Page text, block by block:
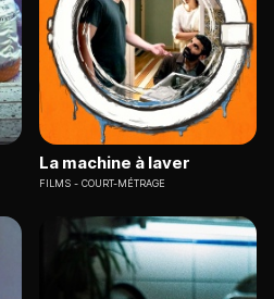
La machine à laver
FILMS COURT-MÉTRAGE